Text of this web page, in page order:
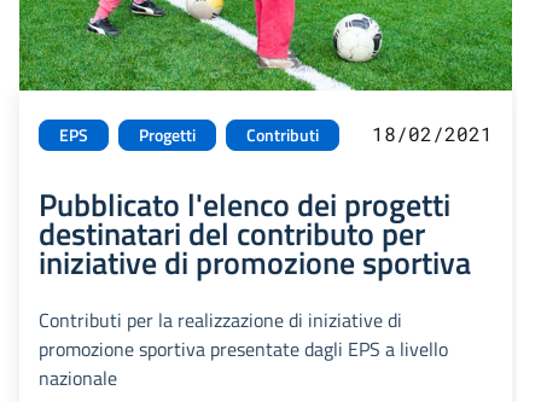
EPS Progetti Contributi 18/02/2021
Pubblicato l'elenco dei progetti
destinatari del contributo per
iniziative di promozione sportiva
Contributi per la realizzazione di iniziative di
promozione sportiva presentate dagli EPS a livello
nazionale